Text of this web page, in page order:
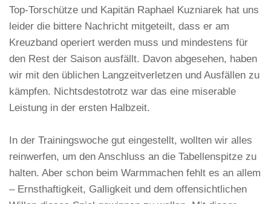
Top-Torschütze und Kapitän Raphael Kuzniarek hat uns
leider die bittere Nachricht mitgeteilt, dass er am
Kreuzband operiert werden muss und mindestens für
den Rest der Saison ausfällt. Davon abgesehen, haben
wir mit den üblichen Langzeitverletzen und Ausfällen zu
kämpfen. Nichtsdestotrotz war das eine miserable
Leistung in der ersten Halbzeit.
In der Trainingswoche gut eingestellt, wollten wir alles
reinwerfen, um den Anschluss an die Tabellenspitze zu
halten. Aber schon beim Warmmachen fehlt es an allem
– Ernsthaftigkeit, Galligkeit und dem offensichtlichen